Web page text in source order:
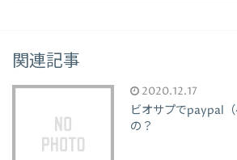
関連記事
2020.12.17
ビオサプでpaypal
の？